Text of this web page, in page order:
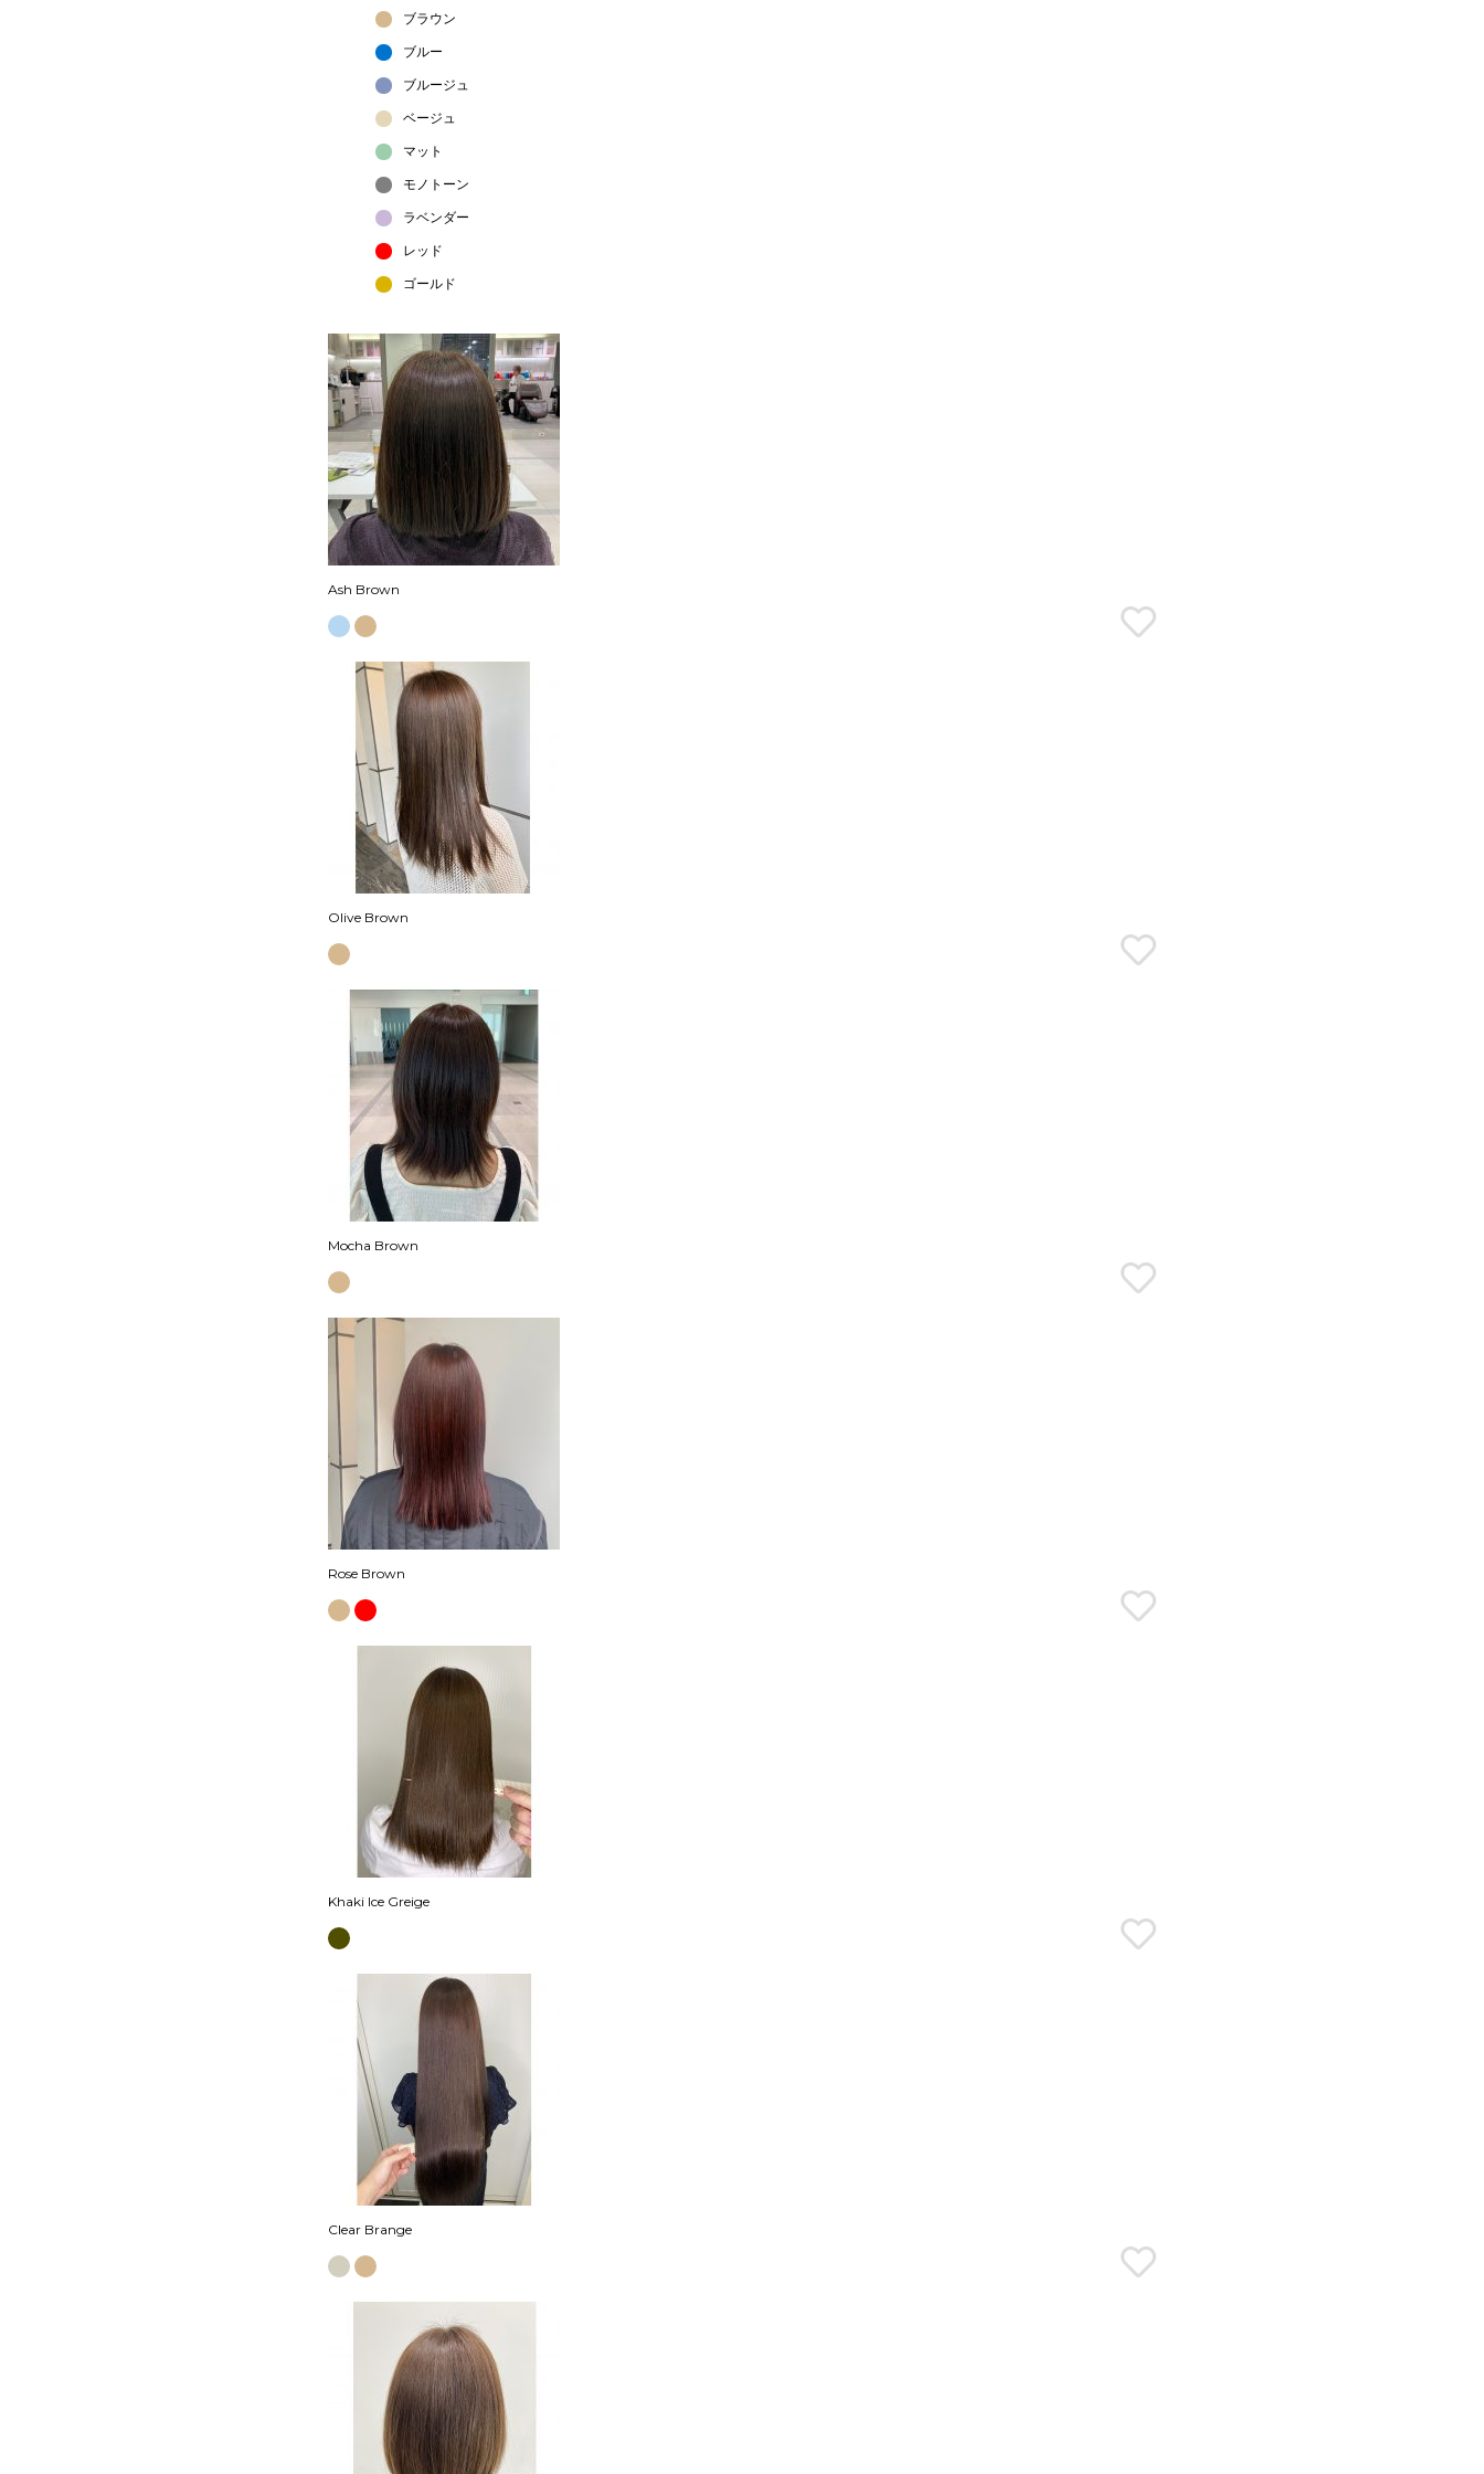
ブラウン
ブルー
ブルージュ
ベージュ
マット
モノトーン
ラベンダー
レッド
ゴールド
Ash Brown
Olive Brown
Mocha Brown
Rose Brown
Khaki Ice Greige
Clear Brange